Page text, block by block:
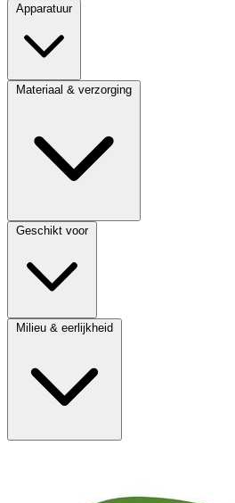
Apparatuur
Materiaal & verzorging
Geschikt voor
Milieu & eerlijkheid